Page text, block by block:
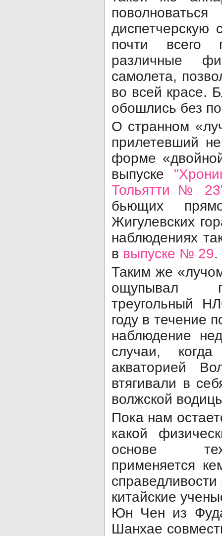
диспетчерскую
почти всего
различные
самолета,
во всей красе.
обошлись без
О странном
прилетевший
форме
выпуске
Тольятти №
бьющих
Жигулевских
наблюдениях
в выпуске № 29.
Таким же
ощупывал
треугольный
году в течение
наблюдение
случаи,
акваторией
втягивали в
волжской
Пока нам
какой
основе
применяется
китайские
Юн Чен из
Шанхае